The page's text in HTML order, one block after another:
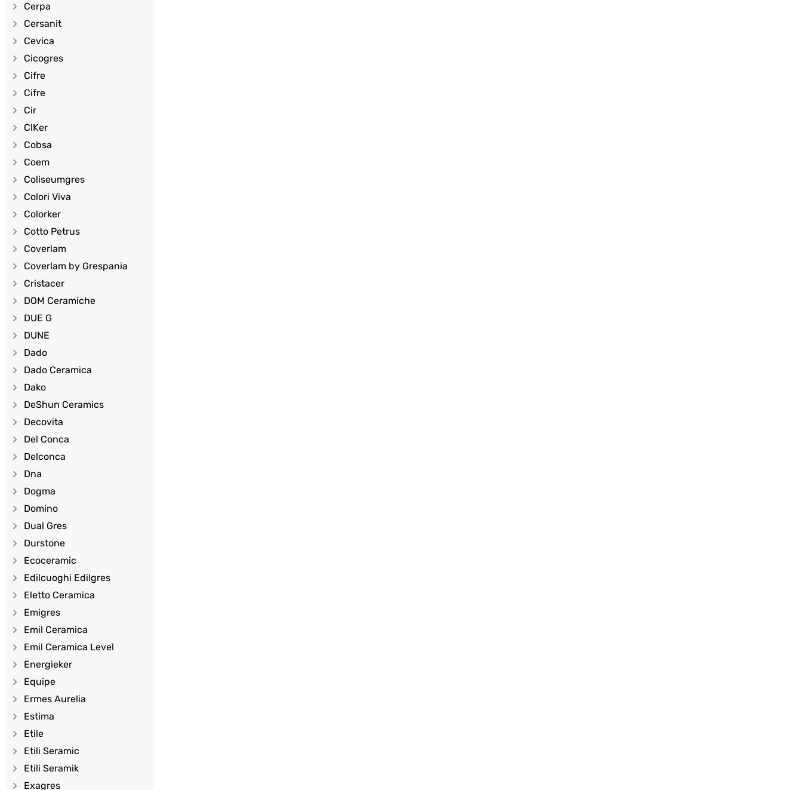
Cerpa
Cersanit
Cevica
Cicogres
Cifre
Cifre
Cir
ClKer
Cobsa
Coem
Coliseumgres
Colori Viva
Colorker
Cotto Petrus
Coverlam
Coverlam by Grespania
Cristacer
DOM Ceramiche
DUE G
DUNE
Dado
Dado Ceramica
Dako
DeShun Ceramics
Decovita
Del Conca
Delconca
Dna
Dogma
Domino
Dual Gres
Durstone
Ecoceramic
Edilcuoghi Edilgres
Eletto Ceramica
Emigres
Emil Ceramica
Emil Ceramica Level
Energieker
Equipe
Ermes Aurelia
Estima
Etile
Etili Seramic
Etili Seramik
Exagres